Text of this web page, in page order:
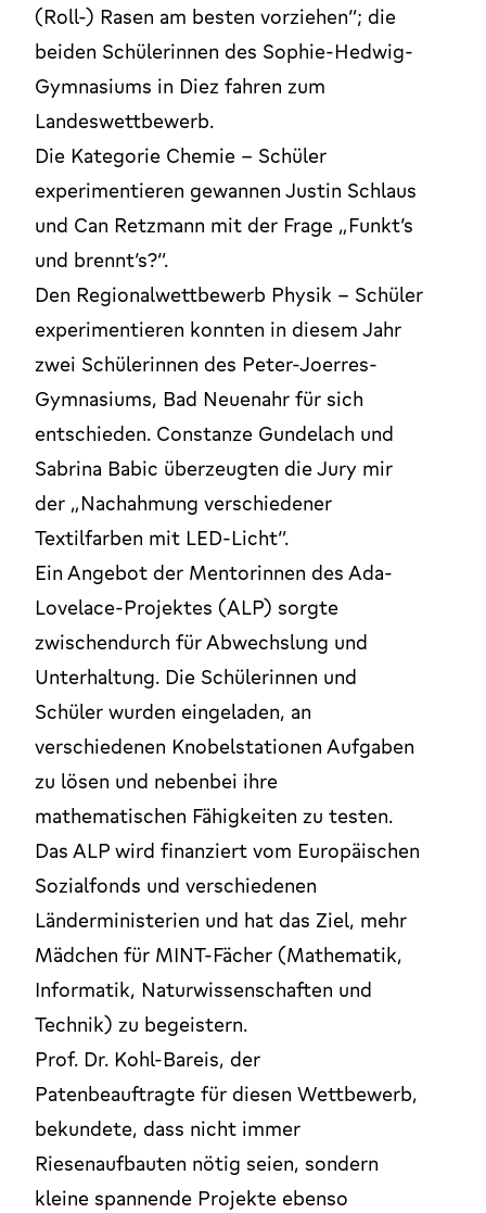
(Roll-) Rasen am besten vorziehen“; die
beiden Schülerinnen des Sophie-Hedwig-
Gymnasiums in Diez fahren zum
Landeswettbewerb.
Die Kategorie Chemie – Schüler
experimentieren gewannen Justin Schlaus
und Can Retzmann mit der Frage „Funkt´s
und brennt´s?“.
Den Regionalwettbewerb Physik – Schüler
experimentieren konnten in diesem Jahr
zwei Schülerinnen des Peter-Joerres-
Gymnasiums, Bad Neuenahr für sich
entschieden. Constanze Gundelach und
Sabrina Babic überzeugten die Jury mir
der „Nachahmung verschiedener
Textilfarben mit LED-Licht“.
Ein Angebot der Mentorinnen des Ada-
Lovelace-Projektes (ALP) sorgte
zwischendurch für Abwechslung und
Unterhaltung. Die Schülerinnen und
Schüler wurden eingeladen, an
verschiedenen Knobelstationen Aufgaben
zu lösen und nebenbei ihre
mathematischen Fähigkeiten zu testen.
Das ALP wird finanziert vom Europäischen
Sozialfonds und verschiedenen
Länderministerien und hat das Ziel, mehr
Mädchen für MINT-Fächer (Mathematik,
Informatik, Naturwissenschaften und
Technik) zu begeistern.
Prof. Dr. Kohl-Bareis, der
Patenbeauftragte für diesen Wettbewerb,
bekundete, dass nicht immer
Riesenaufbauten nötig seien, sondern
kleine spannende Projekte ebenso